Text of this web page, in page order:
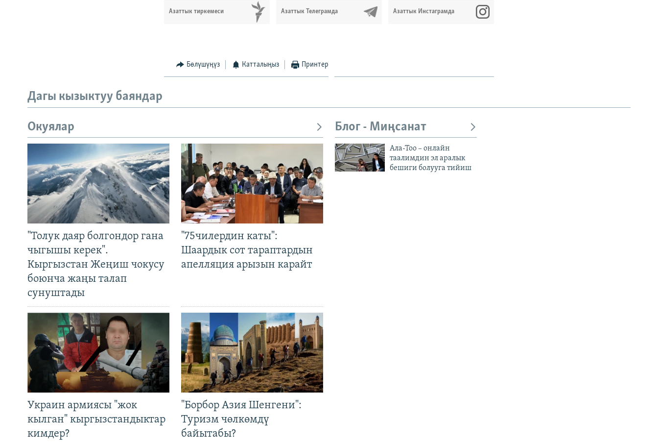
Азаттык тиркемеси Азаттык Телеграмда Азаттык Инстаграмда
Бөлүшүңүз Катталыңыз Принтер
Дагы кызыктуу баяндар
Окуялар
"Толук даяр болгондор гана
чыгышы керек".
Кыргызстан Жеңиш чокусу
боюнча жаңы талап
сунуштады
"75чилердин каты":
Шаардык сот тараптардын
апелляция арызын карайт
Украин армиясы "жок
кылган" кыргызстандыктар
кимдер?
"Борбор Азия Шенгени":
Туризм чөлкөмдү
байытабы?
Блог - Миңсанат
Ала-Тоо – онлайн
таалимдин эл аралык
бешиги болууга тийиш